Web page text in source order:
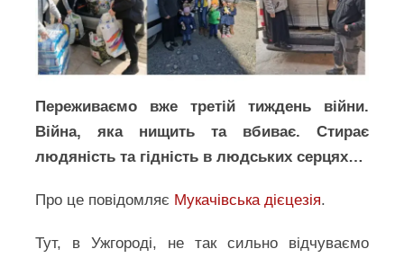
Переживаємо вже третій тиждень війни.
Війна, яка нищить та вбиває. Стирає
людяність та гідність в людських серцях…
Про це повідомляє Мукачівська дієцезія.
Тут, в Ужгороді, не так сильно відчуваємо